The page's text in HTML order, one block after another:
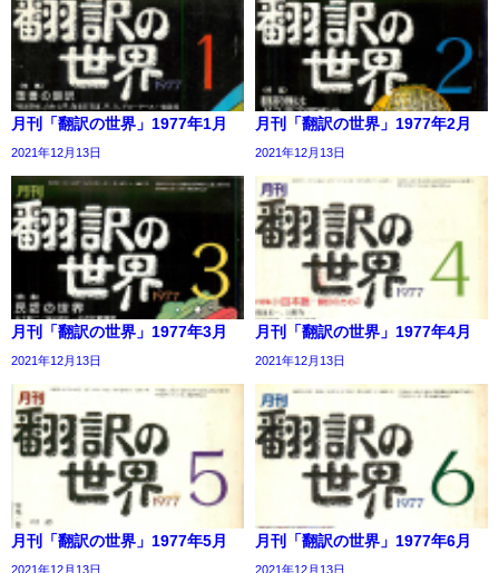
月刊「翻訳の世界」1977年1月
2021年12月13日
月刊「翻訳の世界」1977年2月
2021年12月13日
月刊「翻訳の世界」1977年3月
2021年12月13日
月刊「翻訳の世界」1977年4月
2021年12月13日
月刊「翻訳の世界」1977年5月
2021年12月13日
月刊「翻訳の世界」1977年6月
2021年12月13日